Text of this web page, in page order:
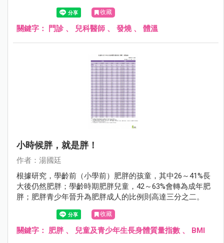
練。相較於其他科，兒科醫師對於小兒疾病全身性的評估更
收藏
關鍵字： 門診 、 兒科醫師 、 發燒、 體溫
小時候胖，就是胖！
作者：湯國廷
根據研究，學齡前（小學前）肥胖的孩童，其中26～41%長
大後仍然肥胖；學齡時期肥胖兒童，42～63%會轉為成年肥
胖；肥胖青少年晉升為肥胖成人的比例則高達三分之二。
收藏
關鍵字： 肥胖、 兒童及青少年生長身體質量指數 、 BMI